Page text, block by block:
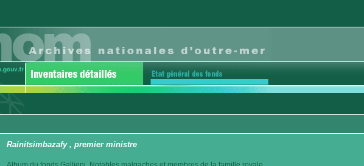
Rainitsimbazafy , premier ministre